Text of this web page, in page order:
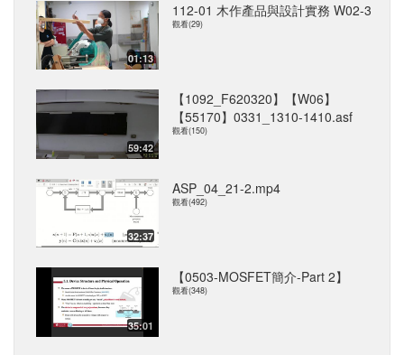
01:13
112-01 木作產品與設計實務 W02-3
觀看(29)
59:42
【1092_F620320】【W06】
【55170】0331_1310-1410.asf
觀看(150)
32:37
ASP_04_21-2.mp4
觀看(492)
35:01
【0503-MOSFET簡介-Part 2】
觀看(348)